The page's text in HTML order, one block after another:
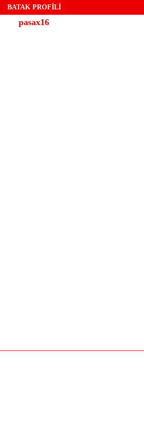
BATAK PROFİLİ
pasax16